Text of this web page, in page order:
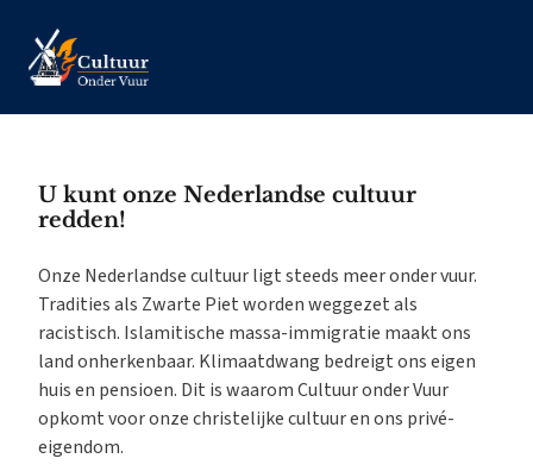
U kunt onze Nederlandse cultuur
redden!
Onze Nederlandse cultuur ligt steeds meer onder vuur.
Tradities als Zwarte Piet worden weggezet als
racistisch. Islamitische massa-immigratie maakt ons
land onherkenbaar. Klimaatdwang bedreigt ons eigen
huis en pensioen. Dit is waarom Cultuur onder Vuur
opkomt voor onze christelijke cultuur en ons privé-
eigendom.